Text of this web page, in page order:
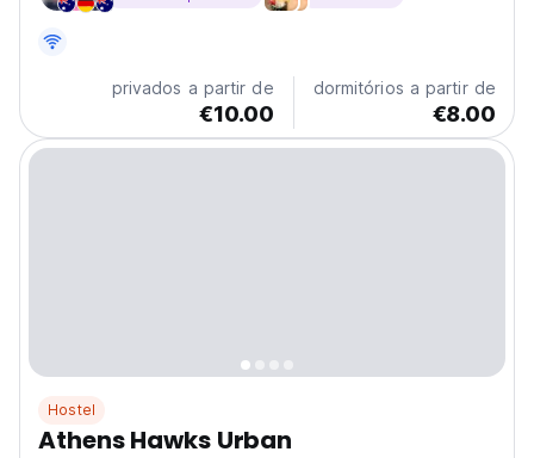
objetivo...
privados a partir de
€10.00
dormitórios a partir de
€8.00
Hostel
Athens Hawks Urban